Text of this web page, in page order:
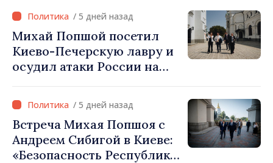
власть талибов. Одобрение
этого визита было ошибкой
в оценке и
межведомственной
координации»
/ 5 дней назад
Михай Попшой посетил
Киево-Печерскую лавру и
осудил атаки России на
Украины
/ 5 дней назад
Встреча Михая Попшоя с
Андреем Сибигой в Киеве:
«Безопасность Республики